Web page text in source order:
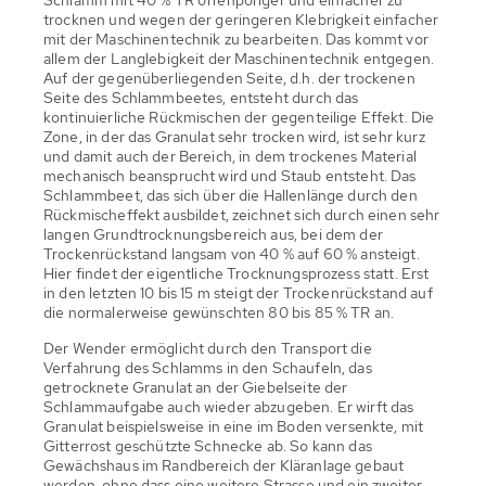
trocknen und wegen der geringeren Klebrigkeit einfacher
mit der Maschinentechnik zu bearbeiten. Das kommt vor
allem der Langlebigkeit der Maschinentechnik entgegen.
Auf der gegenüberliegenden Seite, d.h. der trockenen
Seite des Schlammbeetes, entsteht durch das
kontinuierliche Rückmischen der gegenteilige Effekt. Die
Zone, in der das Granulat sehr trocken wird, ist sehr kurz
und damit auch der Bereich, in dem trockenes Material
mechanisch beansprucht wird und Staub entsteht. Das
Schlammbeet, das sich über die Hallenlänge durch den
Rückmischeffekt ausbildet, zeichnet sich durch einen sehr
langen Grundtrocknungsbereich aus, bei dem der
Trockenrückstand langsam von 40 % auf 60 % ansteigt.
Hier findet der eigentliche Trocknungsprozess statt. Erst
in den letzten 10 bis 15 m steigt der Trockenrückstand auf
die normalerweise gewünschten 80 bis 85 % TR an.
Der Wender ermöglicht durch den Transport die
Verfahrung des Schlamms in den Schaufeln, das
getrocknete Granulat an der Giebelseite der
Schlammaufgabe auch wieder abzugeben. Er wirft das
Granulat beispielsweise in eine im Boden versenkte, mit
Gitterrost geschützte Schnecke ab. So kann das
Gewächshaus im Randbereich der Kläranlage gebaut